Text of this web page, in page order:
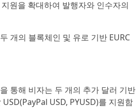
원을 확대하여 발행자와 인수자의
개의 블록체인 및 유로 기반 EURC
통해 비자는 두 개의 추가 달러 기반
USD, PYUSD)를 지원함